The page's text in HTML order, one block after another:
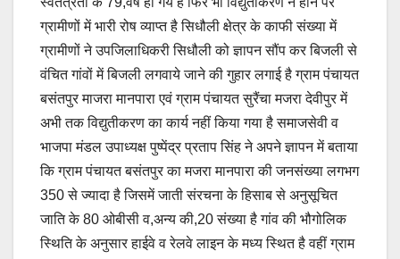
ग्रामीणों में भारी रोष व्याप्त है सिधौली क्षेत्र के काफी संख्या में
ग्रामीणों ने उपजिलाधिकरी सिधौली को ज्ञापन सौंप कर बिजली से
वंचित गांवों में बिजली लगवाये जाने की गुहार लगाई है ग्राम पंचायत
बसंतपुर माजरा मानपारा एवं ग्राम पंचायत सुरैंचा मजरा देवीपुर में
अभी तक विद्युतीकरण का कार्य नहीं किया गया है समाजसेवी व
भाजपा मंडल उपाध्यक्ष पुष्पेंद्र प्रताप सिंह ने अपने ज्ञापन में बताया
कि ग्राम पंचायत बसंतपुर का मजरा मानपारा की जनसंख्या लगभग
350 से ज्यादा है जिसमें जाती संरचना के हिसाब से अनुसूचित
जाति के 80 ओबीसी व,अन्य की,20 संख्या है गांव की भौगोलिक
स्थिति के अनुसार हाईवे व रेलवे लाइन के मध्य स्थित है वहीं ग्राम